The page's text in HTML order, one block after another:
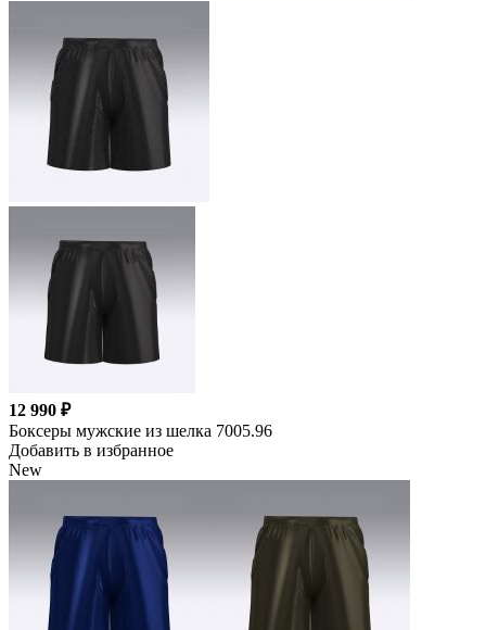
12 990 ₽
Боксеры мужские из шелка 7005.96
Добавить в избранное
New